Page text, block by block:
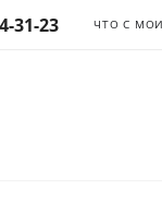
31-23 ЧТО С